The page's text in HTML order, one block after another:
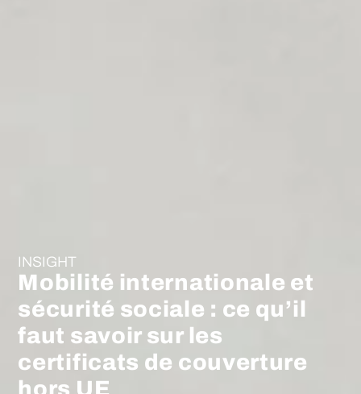
INSIGHT
Mobilité internationale et
sécurité sociale : ce qu’il
faut savoir sur les
certificats de couverture
hors UE